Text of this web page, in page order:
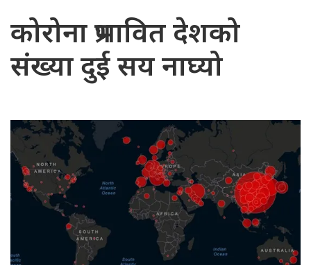
कोरोना प्रभावित देशको
संख्या दुई सय नाघ्यो